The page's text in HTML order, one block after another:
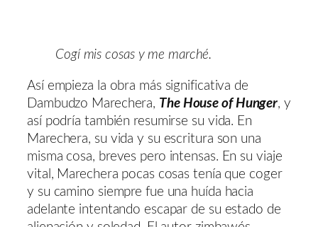
Cogí mis cosas y me marché.
Así empieza la obra más significativa de
Dambudzo Marechera, The House of Hunger, y
así podría también resumirse su vida. En
Marechera, su vida y su escritura son una
misma cosa, breves pero intensas. En su viaje
vital, Marechera pocas cosas tenía que coger
y su camino siempre fue una huída hacia
adelante intentando escapar de su estado de